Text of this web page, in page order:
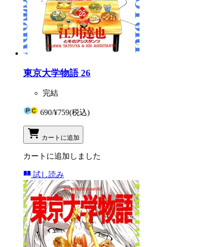
東京大学物語 26
完結
690/¥759(税込)
カートに追加
カートに追加しました
試し読み